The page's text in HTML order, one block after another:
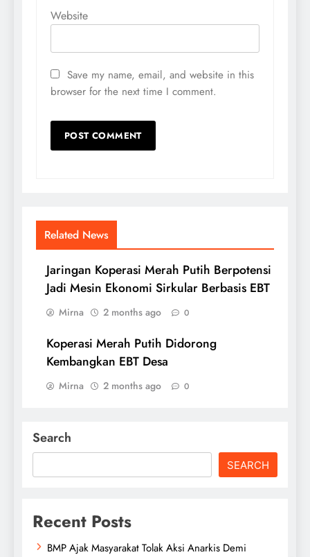
Website
Save my name, email, and website in this
browser for the next time I comment.
Related News
Jaringan Koperasi Merah Putih Berpotensi
Jadi Mesin Ekonomi Sirkular Berbasis EBT
Mirna 2 months ago 0
Koperasi Merah Putih Didorong
Kembangkan EBT Desa
Mirna 2 months ago 0
Search
SEARCH
Recent Posts
BMP Ajak Masyarakat Tolak Aksi Anarkis Demi